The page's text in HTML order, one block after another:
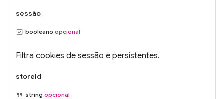
sessão
booleano opcional
Filtra cookies de sessão e persistentes.
storeId
string opcional